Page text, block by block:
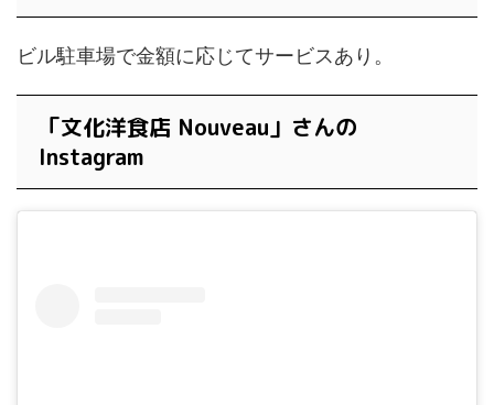
ビル駐車場で金額に応じてサービスあり。
「文化洋食店 Nouveau」さんの
Instagram